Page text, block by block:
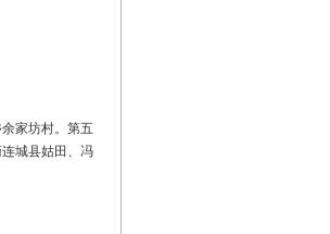
家坊村。第五
城县姑田、冯